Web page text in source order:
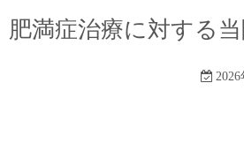
ッ
プ
肥満症治療に対する当